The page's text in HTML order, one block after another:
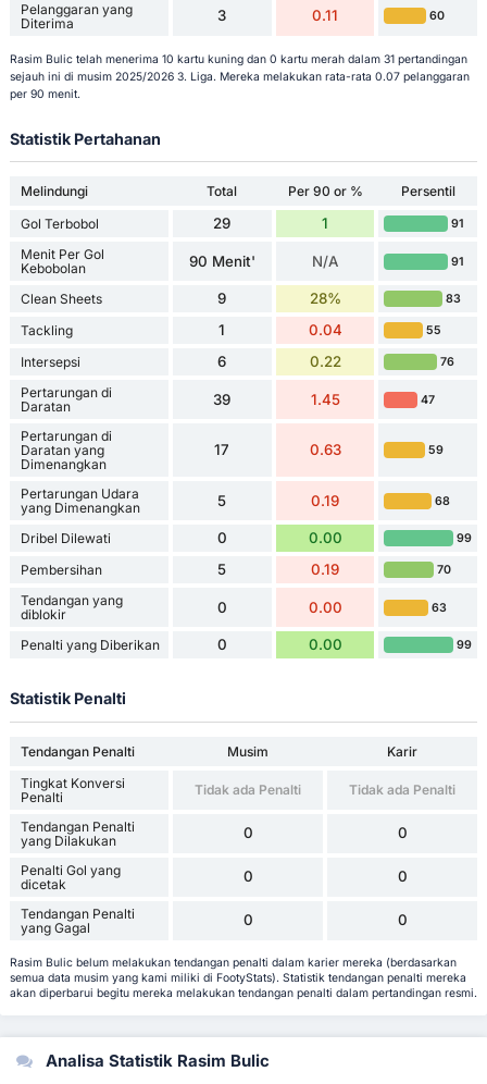
Pelanggaran yang
Diterima
3 0.11 60
Rasim Bulic telah menerima 10 kartu kuning dan 0 kartu merah dalam 31 pertandingan
sejauh ini di musim 2025/2026 3. Liga. Mereka melakukan rata-rata 0.07 pelanggaran
per 90 menit.
Statistik Pertahanan
Melindungi Total Per 90 or %
Persentil
Gol Terbobol
29 1 91
Menit Per Gol
Kebobolan
90 Menit' N/A 91
Clean Sheets 9 28% 83
Tackling 1 0.04 55
Intersepsi 6 0.22 76
Pertarungan di
Daratan
39 1.45 47
Pertarungan di
Daratan yang
Dimenangkan
17 0.63 59
Pertarungan Udara
yang Dimenangkan
5 0.19 68
Dribel Dilewati 0 0.00 99
Pembersihan 5 0.19 70
Tendangan yang
diblokir
0 0.00 63
Penalti yang Diberikan 0 0.00 99
Statistik Penalti
Tendangan Penalti Musim
Karir
Tingkat Konversi
Penalti
Tidak ada Penalti Tidak ada Penalti
Tendangan Penalti
yang Dilakukan
0 0
Penalti Gol yang
dicetak
0 0
Tendangan Penalti
yang Gagal
0 0
Rasim Bulic belum melakukan tendangan penalti dalam karier mereka (berdasarkan
semua data musim yang kami miliki di FootyStats). Statistik tendangan penalti mereka
akan diperbarui begitu mereka melakukan tendangan penalti dalam pertandingan resmi.
Analisa Statistik Rasim Bulic